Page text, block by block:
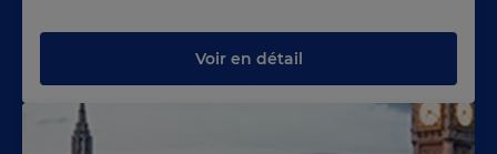
Voir en détail